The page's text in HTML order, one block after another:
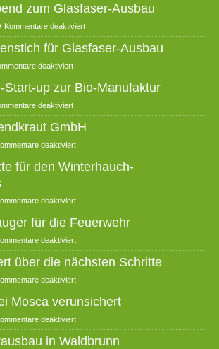
zum Glasfaser-Ausbau
Kommentare deaktiviert
für Glasfaser-Ausbau
deaktiviert
Start-up zur Bio-Manufaktur
deaktiviert
GmbH
deaktiviert
für den Winterhauch-
deaktiviert
für die Feuerwehr
deaktiviert
über die nächsten Schritte
deaktiviert
Mosca verunsichert
deaktiviert
in Waldbrunn